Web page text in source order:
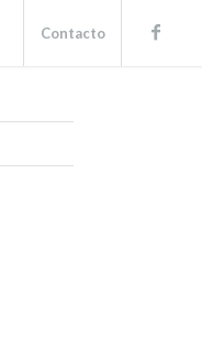
Contacto